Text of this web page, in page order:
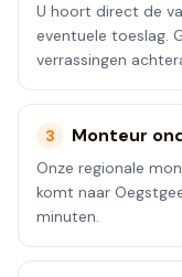
U hoort direct de
eventuele toeslag.
verrassingen
3 Monteur
Onze regionale
komt naar
minuten.